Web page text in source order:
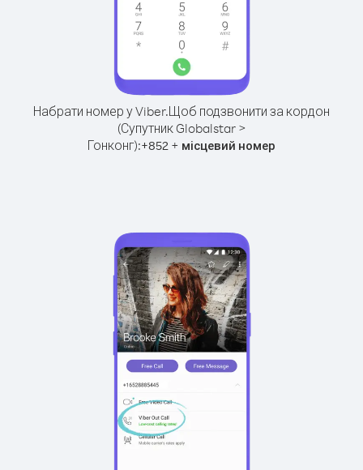
Набрати номер у Viber.Щоб подзвонити за кордон
(Супутник Globalstar >
Гонконг):+852 + місцевий номер